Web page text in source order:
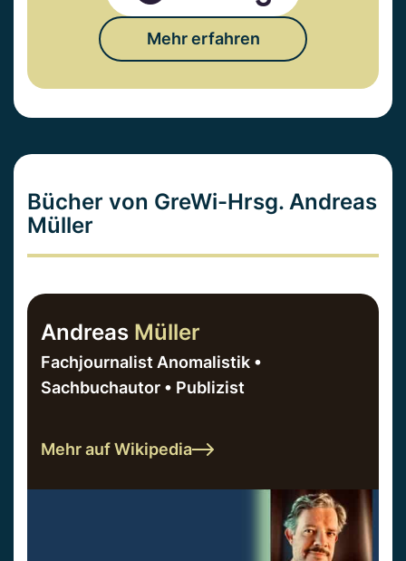
Mehr erfahren
Bücher von GreWi-Hrsg. Andreas
Müller
Andreas Müller
Fachjournalist Anomalistik •
Sachbuchautor • Publizist
Mehr auf Wikipedia